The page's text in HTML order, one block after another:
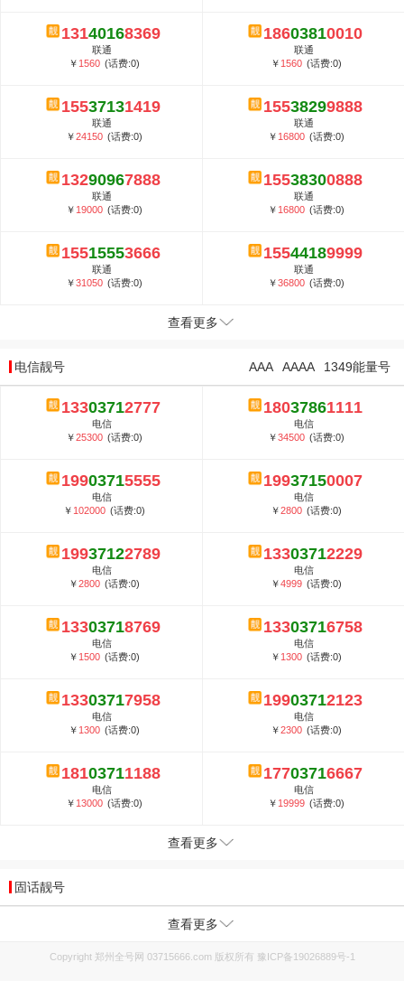
13140168369
联通
￥ 1560 (话费:0)
18603810010
联通
￥ 1560 (话费:0)
15537131419
联通
￥24150 (话费:0)
15538299888
联通
￥ 16800 (话费:0)
13290967888
联通
￥ 19000 (话费:0)
15538300888
联通
￥ 16800 (话费:0)
15515553666
联通
￥31050 (话费:0)
15544189999
联通
￥36800 (话费:0)
查看更多
电信靓号 1349能量号
AAAA
AAA
13303712777
电信
￥25300 (话费:0)
18037861111
电信
￥34500 (话费:0)
19903715555
电信
￥ 102000 (话费:0)
19937150007
电信
￥2800 (话费:0)
19937122789
电信
￥2800 (话费:0)
13303712229
电信
￥4999 (话费:0)
13303718769
电信
￥ 1500 (话费:0)
13303716758
电信
￥ 1300 (话费:0)
13303717958
电信
￥ 1300 (话费:0)
19903712123
电信
￥2300 (话费:0)
18103711188
电信
￥ 13000 (话费:0)
17703716667
电信
￥ 19999 (话费:0)
查看更多
固话靓号
查看更多
Copyright 郑州全号网 03715666.com 版权所有 豫ICP备19026889号-1